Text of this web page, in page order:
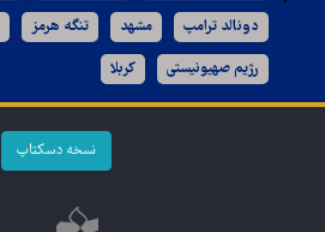
دونالد ترامپ مشهد تنگه هرمز
رژیم صهیونیستی کربلا
نسخه دسکتاپ